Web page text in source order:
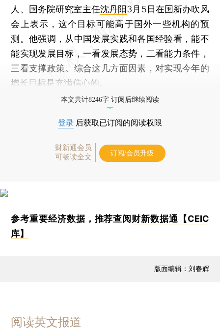
人、国务院研究室主任沈丹阳3月5日在国新办吹风
会上表示，这个目标可能高于国外一些机构的预
测。他强调，从中国发展实践和各国经验看，能不
能实现发展目标，一看发展态势，二看能力条件，
三看支撑政策。综合这几方面因素，对实现今年的
增长目标是充满信心的。
本文共计8246字 订阅后继续阅读
登录 后获取已订阅的阅读权限
财新通会员
可畅读全文
订阅/会员升级
参考重要经济数据，推荐查阅财新数据通【CEIC
库】
版面编辑：刘春辉
阅读英文报道